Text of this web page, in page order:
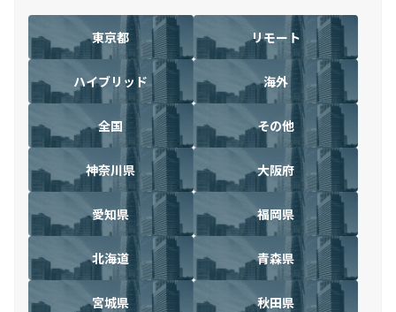
東京都 リモート
ハイブリッド 海外
全国 その他
神奈川県 大阪府
愛知県 福岡県
北海道 青森県
宮城県 秋田県